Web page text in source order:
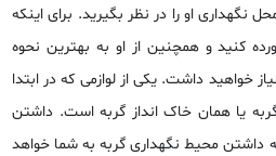
او را در نظر بگیرید. برای اینکه
کنید و همچنین از او به بهترین نحوه
خواهید داشت. یکی از لوازمی که در ابتدا
یا همان خاک انداز گربه است. داشتن
داشتن محیط نگهداری گربه به شما خواهد